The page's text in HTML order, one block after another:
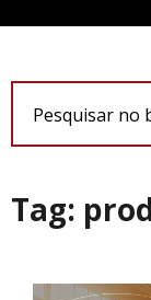
Tag:
Pesquisar no